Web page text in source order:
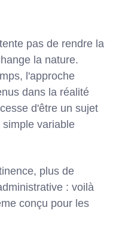
pas de rendre la
la nature.
l'approche
dans la réalité
d'être un sujet
variable
plus de
: voilà
conçu pour les